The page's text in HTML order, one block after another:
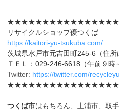
リサイクルショップ優つくば
https://kaitori-yu-tsukuba.com/
茨城県水戸市元吉田町245-6（住所
ＴＥＬ：029-246-6618（午前９時
Twitter: https://twitter.com/
つくば市はもちろん、土浦市、取